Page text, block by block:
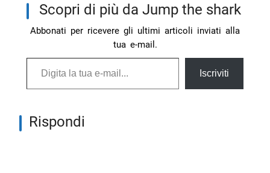
Scopri di più da Jump the shark
Abbonati per ricevere gli ultimi articoli inviati alla
tua e-mail.
Digita la tua e-mail...
Iscriviti
Rispondi